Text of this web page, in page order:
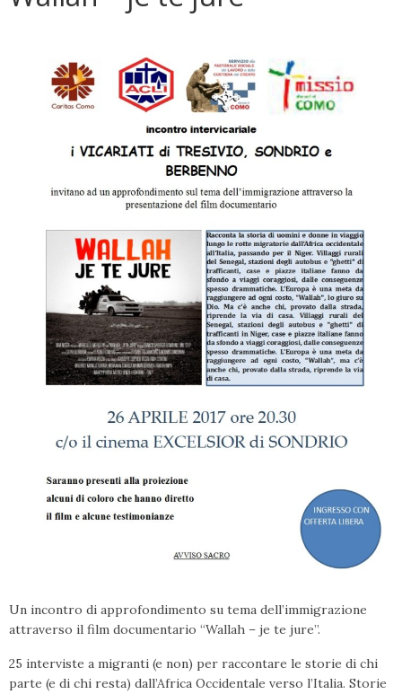
Un incontro di approfondimento su tema dell’immigrazione
attraverso il film documentario “Wallah – je te jure”.
25 interviste a migranti (e non) per raccontare le storie di chi
parte (e di chi resta) dall’Africa Occidentale verso l’Italia. Storie